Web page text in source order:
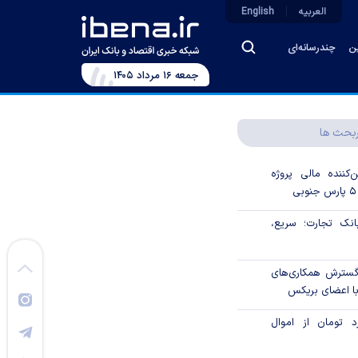
چندرسانه‌ای
العربیه English
جمعه ۱۶ مرداد ۱۴۰۵
ها
مالی پروژه
تجارت؛ سریع،
گسترش همکاری‌های
اعضای بریکس
میلیارد تومان از اموال